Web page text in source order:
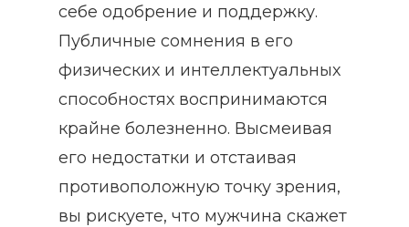
себе одобрение и поддержку.
Публичные сомнения в его
физических и интеллектуальных
способностях воспринимаются
крайне болезненно. Высмеивая
его недостатки и отстаивая
противоположную точку зрения,
вы рискуете, что мужчина скажет